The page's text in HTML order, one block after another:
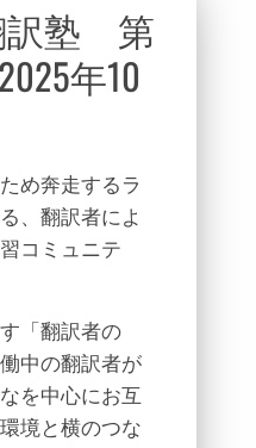
訳塾 第
年10
め奔走するラ
、翻訳者によ
コミュニテ
「翻訳者の
中の翻訳者が
を中心にお互
境と横のつな